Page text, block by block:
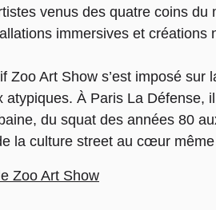
venus des quatre coins
immersives et
Zoo Art Show s’est imposé
À Paris La Défense,
du squat des années 80
la culture street au cœur
Zoo Art Show